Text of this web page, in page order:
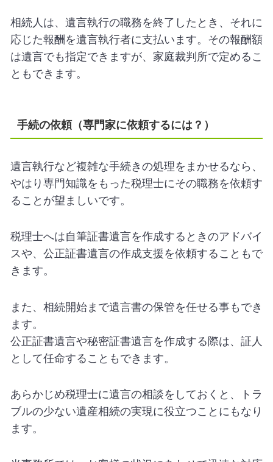
相続人は、遺言執行の職務を終了したとき、それに
応じた報酬を遺言執行者に支払います。その報酬額
は遺言でも指定できますが、家庭裁判所で定めるこ
ともできます。
手続の依頼（専門家に依頼するには？）
遺言執行など複雑な手続きの処理をまかせるなら、
やはり専門知識をもった税理士にその職務を依頼す
ることが望ましいです。
税理士へは自筆証書遺言を作成するときのアドバイ
スや、公正証書遺言の作成支援を依頼することもで
きます。
また、相続開始まで遺言書の保管を任せる事もでき
ます。
公正証書遺言や秘密証書遺言を作成する際は、証人
として任命することもできます。
あらかじめ税理士に遺言の相談をしておくと、トラ
ブルの少ない遺産相続の実現に役立つことにもなり
ます。